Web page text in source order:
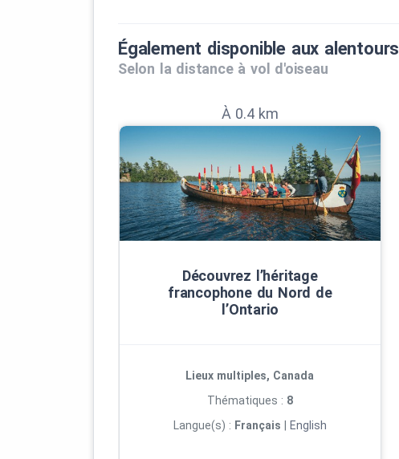
Également disponible aux alentours
Selon la distance à vol d'oiseau
À 0.4 km
Découvrez l’héritage
francophone du Nord de
l’Ontario
Lieux multiples, Canada
Thématiques : 8
Langue(s) : Français English